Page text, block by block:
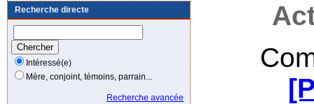
Recherche directe
Intéressé(e)
Mère, conjoint, témoins, parrain...
Recherche avancée